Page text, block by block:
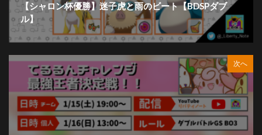
【シャロン杯優勝】迷子虎と雨のビート【BDSPダブ
ル】
次へ